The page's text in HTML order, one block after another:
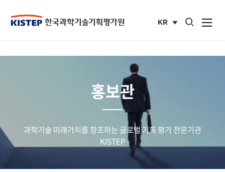
KR
통합검색 열기
사이트맵
홍보관
과학기술 미래가치를 창조하는 글로벌 기획 평가 전문기관
KISTEP